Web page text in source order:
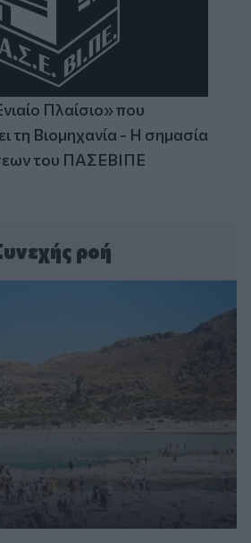
Πλαίσιο» που
τη Βιομηχανία - Η σημασία
του ΠΑΣΕΒΙΠΕ
ροή